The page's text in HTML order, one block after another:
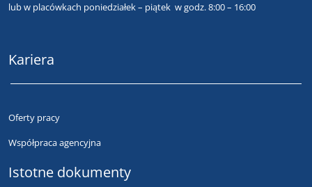
lubw placówkach poniedziałek – piątek w godz. 8:00 – 16:00
Kariera
Oferty pracy
Współpraca agencyjna
Istotne dokumenty